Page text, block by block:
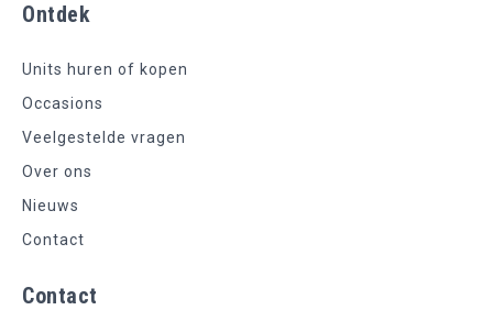
Ontdek
Units huren of kopen
Occasions
Veelgestelde vragen
Over ons
Nieuws
Contact
Contact